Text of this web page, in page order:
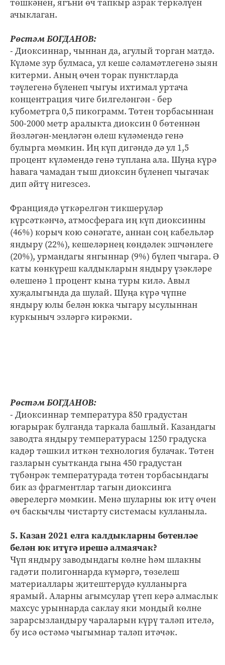
ачыклаган.
Рөстәм БОГДАНОВ:
- Диоксиннар, чыннан да, агулый торган матдә.
Күләме зур булмаса, ул кеше сәламәтлегенә зыян
китерми. Аның өчен торак пунктларда
тәүлегенә бүленеп чыгуы ихтимал уртача
концентрация чиге билгеләнгән - бер
кубометрга 0,5 пикограмм. Төтен торбасыннан
500-2000 метр аралыкта диоксин 0 бөтеннән
йөзләгән-меңләгән өлеш күләмендә генә
булырга мөмкин. Иң күп дигәндә дә ул 1,5
процент күләмендә генә туплана ала. Шуңа күрә
һавага чамадан тыш диоксин бүленеп чыгачак
дип әйтү нигезсез.
Франциядә үткәрелгән тикшерүләр
күрсәткәнчә, атмосферага иң күп диоксинны
(46%) корыч кою сәнәгате, аннан соң кабельләр
яндыру (22%), кешеләрнең көндәлек эшчәнлеге
(20%), урмандагы янгыннар (9%) бүлеп чыгара. Ә
каты көнкүреш калдыкларын яндыру үзәкләре
өлешенә 1 процент кына туры килә. Авыл
хуҗалыгында да шулай. Шуңа күрә чүпне
яндыру юлы белән юкка чыгару ысулыннан
куркыныч эзләргә кирәкми.
Рөстәм БОГДАНОВ:
- Диоксиннар температура 850 градустан
югарырак булганда таркала башлый. Казандагы
заводта яндыру температурасы 1250 градуска
кадәр тәшкил иткән технология булачак. Төтен
газларын суытканда гына 450 градустан
түбәнрәк температурада төтен торбасындагы
бик аз фрагментлар тагын диоксинга
әверелергә мөмкин. Менә шуларны юк итү өчен
өч баскычлы чистарту системасы кулланыла.
5. Казан 2021 елга калдыкларны бөтенләе
белән юк итүгә ирешә алмаячак?
Чүп яндыру заводындагы көлне һәм шлакны
гадәти полигоннарда күмәргә, төзелеш
материаллары җитештерүдә кулланырга
ярамый. Аларны агымсулар үтеп керә алмаслык
махсус урыннарда саклау яки мондый көлне
зарарсызландыру чараларын күрү таләп ителә,
бу исә өстәмә чыгымнар таләп итәчәк.